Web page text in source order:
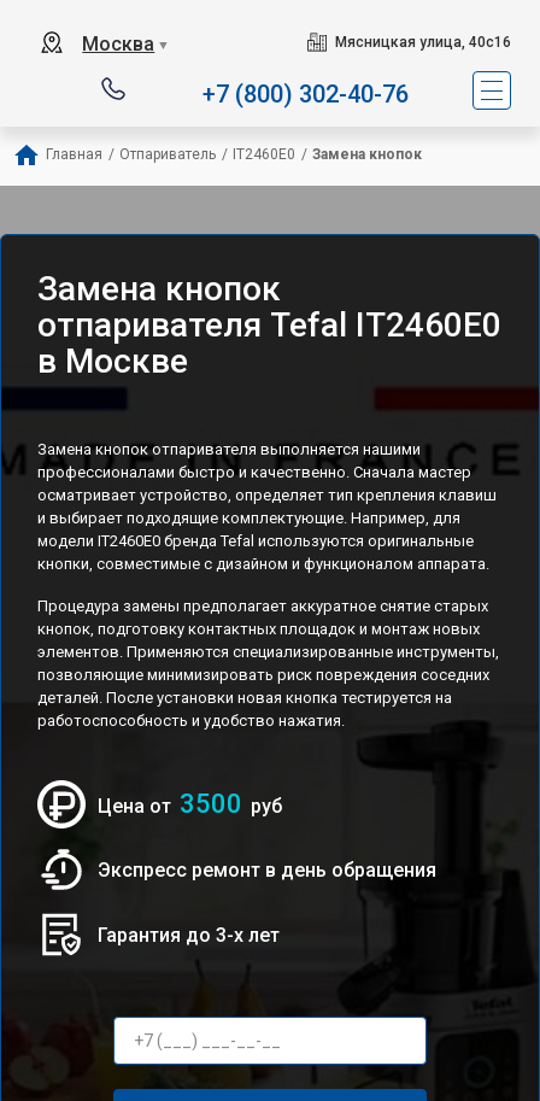
Москва ▼ Мясницкая улица, 40с16
+7 (800) 302-40-76
Главная / Отпариватель / IT2460E0 / Замена кнопок
Замена кнопок
отпаривателя Tefal IT2460E0
в Москве
Замена кнопок отпаривателя выполняется нашими
профессионалами быстро и качественно. Сначала мастер
осматривает устройство, определяет тип крепления клавиш
и выбирает подходящие комплектующие. Например, для
модели IT2460E0 бренда Tefal используются оригинальные
кнопки, совместимые с дизайном и функционалом аппарата.
Процедура замены предполагает аккуратное снятие старых
кнопок, подготовку контактных площадок и монтаж новых
элементов. Применяются специализированные инструменты,
позволяющие минимизировать риск повреждения соседних
деталей. После установки новая кнопка тестируется на
работоспособность и удобство нажатия.
Цена от 3500 руб
Экспресс ремонт в день обращения
Гарантия до 3-х лет